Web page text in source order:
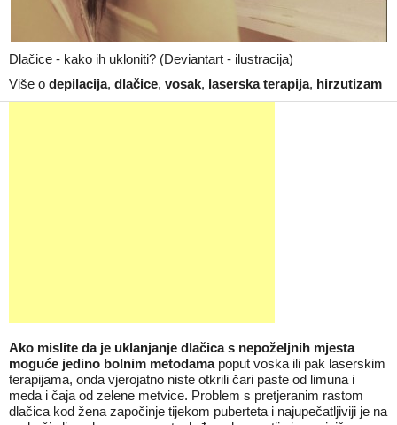
Dlačice - kako ih ukloniti? (Deviantart - ilustracija)
Više o depilacija, dlačice, vosak, laserska terapija, hirzutizam
Ako mislite da je uklanjanje dlačica s nepoželjnih mjesta
moguće jedino bolnim metodamapoput voska ili pak laserskim
terapijama, onda vjerojatno niste otkrili čari paste od limuna i
meda i čaja od zelene metvice. Problem s pretjeranim rastom
dlačica kod žena započinje tijekom puberteta i najupečatljiviji je na